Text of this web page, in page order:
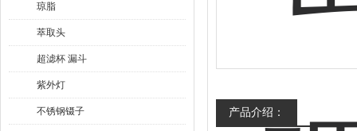
琼脂
萃取头
超滤杯 漏斗
紫外灯
不锈钢镊子 产品介绍：